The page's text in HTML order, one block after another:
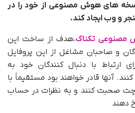
های هوش مصنوعی از خود را در
و وب ایجاد کند.
تکناک،هدف از ساخت این
و صاحبان مشاغل از این پروفایل
با دنبال کنندگان خود به
کنند. آنها قادر خواهند بود مستقیماً با
صحبت کنند و به نظرات در حساب
دهند